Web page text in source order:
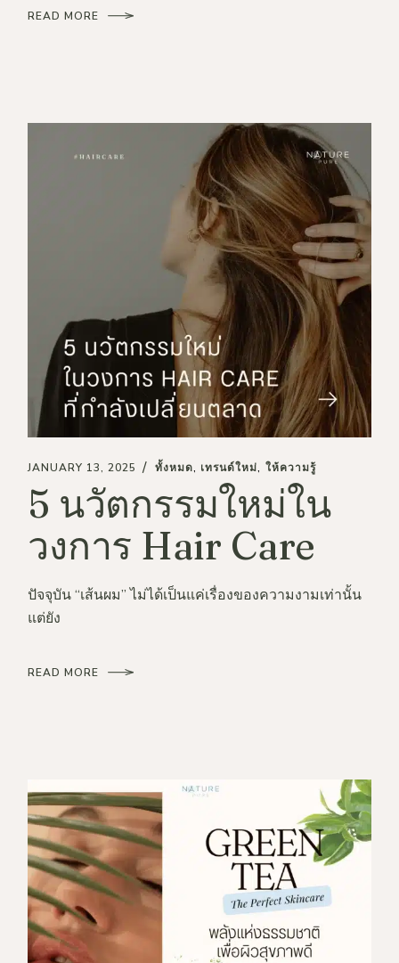
READ MORE
JANUARY 13, 2025 ทั้งหมด เทรนด์ใหม่ ให้ความรู้
5 นวัตกรรมใหม่ใน
วงการ Hair Care
ปัจจุบัน “เส้นผม” ไม่ได้เป็นแค่เรื่องของความงามเท่านั้น
แต่ยัง
READ MORE